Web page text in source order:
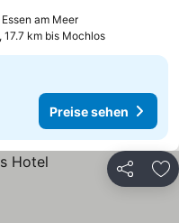
am Meer
17.7 km bis Mochlos
Preise sehen
Teilen